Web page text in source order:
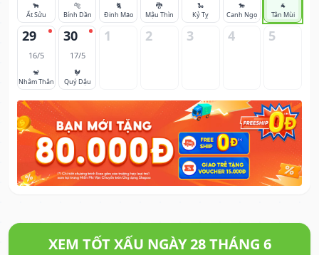
🐂
Ất Sửu
🐅
Bính Dần
🐈
Đinh Mão
🐉
Mậu Thìn
🐍
Kỷ Tỵ
🐎
Canh Ngọ
🐐
Tân Mùi
29
16/5
🐒
Nhâm Thân
30
17/5
🐓
Quý Dậu
1 2 3 4 5
XEM TỐT XẤU NGÀY 28 THÁNG 6